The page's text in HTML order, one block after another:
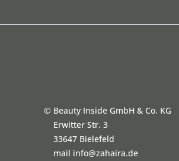
© Beauty Inside GmbH & Co. KG
Erwitter Str. 3
33647 Bielefeld
mail info@zahaira.de